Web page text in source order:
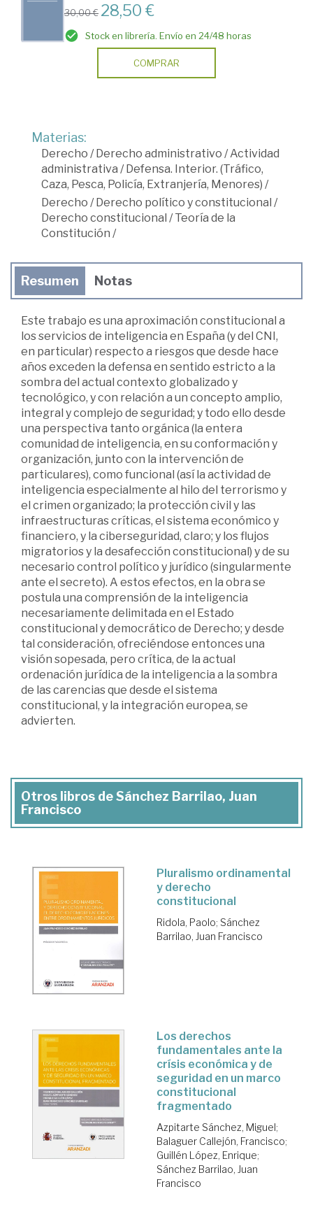
30,00 € 28,50 €
Stock en librería. Envío en 24/48 horas
COMPRAR
Materias:
Derecho /Derecho administrativo /Actividad
administrativa /Defensa. Interior. (Tráfico,
Caza, Pesca, Policía, Extranjería, Menores) /
Derecho /Derecho político y constitucional /
Derecho constitucional /Teoría de la
Constitución /
Resumen Notas
Este trabajo es una aproximación constitucional a
los servicios de inteligencia en España (y del CNI,
en particular) respecto a riesgos que desde hace
años exceden la defensa en sentido estricto a la
sombra del actual contexto globalizado y
tecnológico, y con relación a un concepto amplio,
integral y complejo de seguridad; y todo ello desde
una perspectiva tanto orgánica (la entera
comunidad de inteligencia, en su conformación y
organización, junto con la intervención de
particulares), como funcional (así la actividad de
inteligencia especialmente al hilo del terrorismo y
el crimen organizado; la protección civil y las
infraestructuras críticas, el sistema económico y
financiero, y la ciberseguridad, claro; y los flujos
migratorios y la desafección constitucional) y de su
necesario control político y jurídico (singularmente
ante el secreto). A estos efectos, en la obra se
postula una comprensión de la inteligencia
necesariamente delimitada en el Estado
constitucional y democrático de Derecho; y desde
tal consideración, ofreciéndose entonces una
visión sopesada, pero crítica, de la actual
ordenación jurídica de la inteligencia a la sombra
de las carencias que desde el sistema
constitucional, y la integración europea, se
advierten.
Otros libros de Sánchez Barrilao, Juan
Francisco
Pluralismo ordinamental
y derecho
constitucional
Ridola, Paolo; Sánchez
Barrilao, Juan Francisco
Los derechos
fundamentales ante la
crísis económica y de
seguridad en un marco
constitucional
fragmentado
Azpitarte Sánchez, Miguel;
Balaguer Callejón, Francisco;
Guillén López, Enrique;
Sánchez Barrilao, Juan
Francisco